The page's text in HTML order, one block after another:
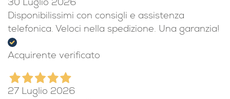
Acquirente verificato
30 Luglio 2026
Disponibilissimi con consigli e assistenza
Acquirente verificato